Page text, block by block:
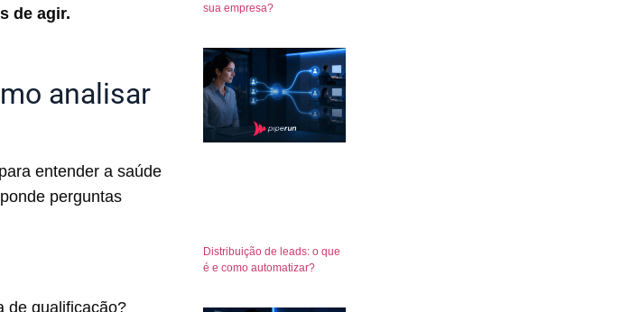
de agir.
analisar
entender a saúde
perguntas
de qualificação?
sua empresa?
Distribuição de leads: o que
é e como automatizar?